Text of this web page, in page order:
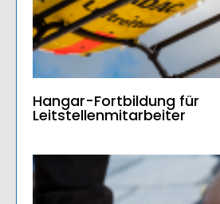
Hangar-Fortbildung für
Leitstellenmitarbeiter